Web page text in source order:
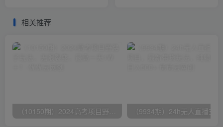
相关推荐
（10150期）2024高考项目野路子玩法，无限裂变，最高一天1W＋！